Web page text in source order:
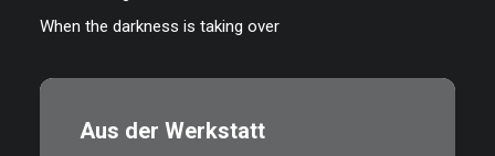
When the darkness is taking over
Aus der Werkstatt